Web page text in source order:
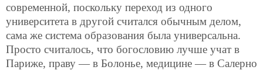
современной, поскольку переход из одного
университета в другой считался обычным делом,
сама же система образования была универсальна.
Просто считалось, что богословию лучше учат в
Париже, праву — в Болонье, медицине — в Салерно